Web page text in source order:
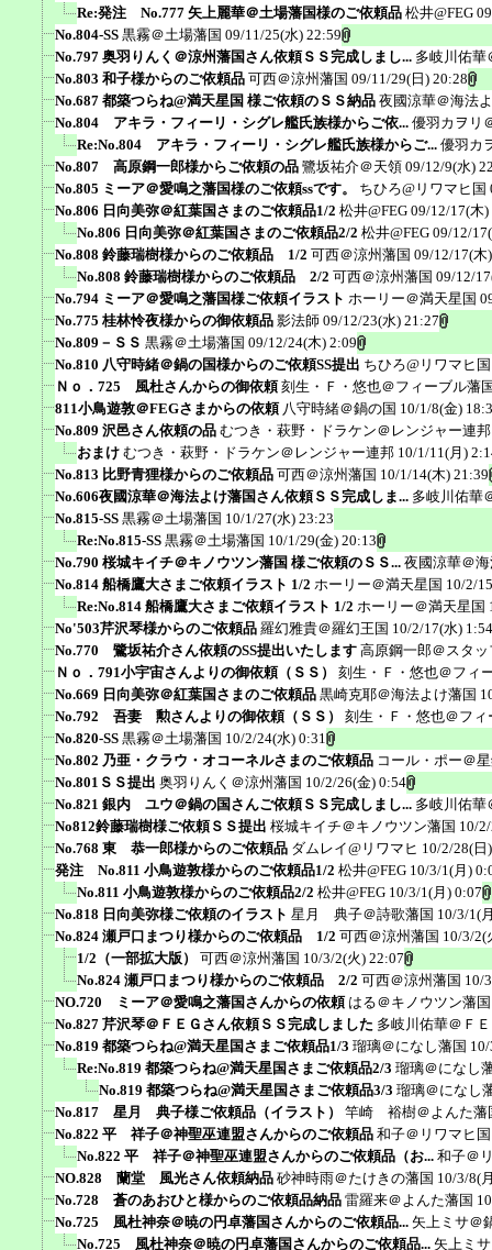
Re:発注 No.777 矢上麗華＠土場藩国様のご依頼品 松井@FEG
No.804-SS 黒霧＠土場藩国 09/11/25(水) 22:59
No.797 奥羽りんく＠涼州藩国さん依頼ＳＳ完成しまし... 多岐川佑華
No.803 和子様からのご依頼品 可西＠涼州藩国 09/11/29(日) 20:28
No.687 都築つらね@満天星国 様ご依頼のＳＳ納品 夜國涼華＠海法
No.804 アキラ・フィーリ・シグレ艦氏族様からご依... 優羽カヲリ
Re:No.804 アキラ・フィーリ・シグレ艦氏族様からご... 優羽カ
No.807 高原鋼一郎様からご依頼の品 鷺坂祐介＠天領 09/12/9(水)
No.805 ミーア＠愛鳴之藩国様のご依頼ssです。
ちひろ@リワマヒ国
No.806 日向美弥＠紅葉国さまのご依頼品1/2 松井@FEG 09/12/17(木)
No.806 日向美弥＠紅葉国さまのご依頼品2/2 松井@FEG 09/12/
No.808 鈴藤瑞樹様からのご依頼品 1/2 可西＠涼州藩国 09/12/17(木
No.808 鈴藤瑞樹様からのご依頼品 2/2 可西＠涼州藩国 09/12/
No.794 ミーア＠愛鳴之藩国様ご依頼イラスト ホーリー＠満天星国
No.775 桂林怜夜様からの御依頼品 影法師 09/12/23(水) 21:27
No.809－ＳＳ 黒霧＠土場藩国 09/12/24(木) 2:09
No.810 八守時緒＠鍋の国様からのご依頼SS提出 ちひろ@リワマヒ国
Ｎｏ．725 風杜さんからの御依頼 刻生・Ｆ・悠也＠フィーブル藩
811小鳥遊敦＠FEGさまからの依頼 八守時緒＠鍋の国 10/1/8(金)
No.809 沢邑さん依頼の品 むつき・萩野・ドラケン＠レンジャー連邦
おまけ むつき・萩野・ドラケン＠レンジャー連邦 10/1/11(月)
No.813 比野青狸様からのご依頼品 可西＠涼州藩国 10/1/14(木) 21:39
No.606夜國涼華＠海法よけ藩国さん依頼ＳＳ完成しま... 多岐川佑華
No.815-SS 黒霧＠土場藩国 10/1/27(水) 23:23
Re:No.815-SS 黒霧＠土場藩国 10/1/29(金) 20:13
No.790 桜城キイチ＠キノウツン藩国 様ご依頼のＳＳ... 夜國涼華＠
No.814 船橋鷹大さまご依頼イラスト 1/2 ホーリー＠満天星国 10/2/
Re:No.814 船橋鷹大さまご依頼イラスト 1/2 ホーリー＠満天星国
No'503芹沢琴様からのご依頼品 羅幻雅貴＠羅幻王国 10/2/17(水) 1:54
No.770 鷺坂祐介さん依頼のSS提出いたします 高原鋼一郎＠スタッ
Ｎｏ．791小宇宙さんよりの御依頼（ＳＳ）
刻生・Ｆ・悠也＠フィ
No.669 日向美弥＠紅葉国さまのご依頼品 黒崎克耶＠海法よけ藩国
No.792 吾妻 勲さんよりの御依頼（ＳＳ）
刻生・Ｆ・悠也＠フィ
No.820-SS 黒霧＠土場藩国 10/2/24(水) 0:31
No.802 乃亜・クラウ・オコーネルさまのご依頼品 コール・ポー＠
No.801ＳＳ提出 奥羽りんく＠涼州藩国 10/2/26(金) 0:54
No.821 銀内 ユウ＠鍋の国さんご依頼ＳＳ完成しまし... 多岐川佑華
No812鈴藤瑞樹様ご依頼ＳＳ提出 桜城キイチ＠キノウツン藩国 10/
No.768 東 恭一郎様からのご依頼品 ダムレイ@リワマヒ 10/2/28(日
発注 No.811 小鳥遊敦様からのご依頼品1/2 松井@FEG 10/3/1(月)
No.811 小鳥遊敦様からのご依頼品2/2 松井@FEG 10/3/1(月) 0:07
No.818 日向美弥様ご依頼のイラスト 星月 典子＠詩歌藩国 10/3/1(
No.824 瀬戸口まつり様からのご依頼品 1/2 可西＠涼州藩国 10/3/2(
1/2（一部拡大版）
可西＠涼州藩国 10/3/2(火) 22:07
No.824 瀬戸口まつり様からのご依頼品 2/2 可西＠涼州藩国 10/
NO.720 ミーア＠愛鳴之藩国さんからの依頼 はる＠キノウツン藩国
No.827 芹沢琴＠ＦＥＧさん依頼ＳＳ完成しました 多岐川佑華＠Ｆ
No.819 都築つらね@満天星国さまご依頼品1/3 瑠璃＠になし藩国
Re:No.819 都築つらね@満天星国さまご依頼品2/3 瑠璃＠になし
No.819 都築つらね@満天星国さまご依頼品3/3 瑠璃＠になし
No.817 星月 典子様ご依頼品（イラスト）
竿崎 裕樹＠よんた藩
No.822 平 祥子＠神聖巫連盟さんからのご依頼品 和子＠リワマヒ国
No.822 平 祥子＠神聖巫連盟さんからのご依頼品（お... 和子＠
NO.828 蘭堂 風光さん依頼納品 砂神時雨＠たけきの藩国 10/3/8(
No.728 蒼のあおひと様からのご依頼品納品 雷羅来＠よんた藩国
No.725 風杜神奈＠暁の円卓藩国さんからのご依頼品... 矢上ミサ＠
No.725 風杜神奈＠暁の円卓藩国さんからのご依頼品... 矢上ミ